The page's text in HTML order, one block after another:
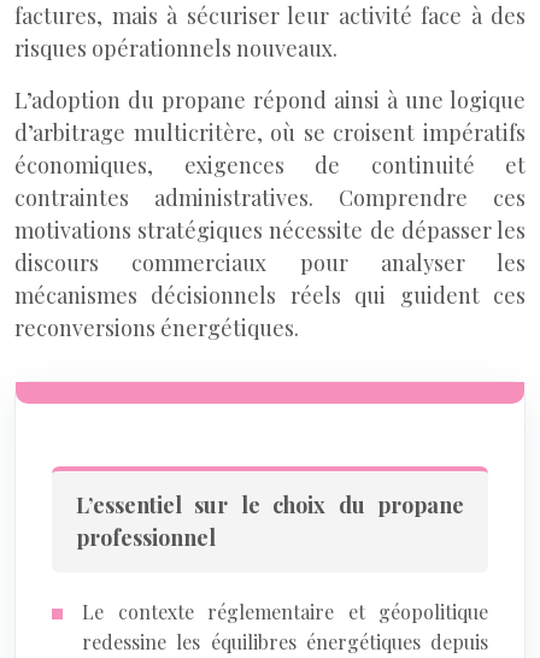
factures, mais à sécuriser leur activité face à des
risques opérationnels nouveaux.
L’adoption du propane répond ainsi à une logique
d’arbitrage multicritère, où se croisent impératifs
économiques, exigences de continuité et
contraintes administratives. Comprendre ces
motivations stratégiques nécessite de dépasser les
discours commerciaux pour analyser les
mécanismes décisionnels réels qui guident ces
reconversions énergétiques.
L’essentiel sur le choix du propane
professionnel
Le contexte réglementaire et géopolitique
redessine les équilibres énergétiques depuis